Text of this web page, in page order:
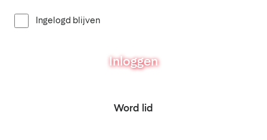
Ingelogd blijven
Inloggen
Word lid